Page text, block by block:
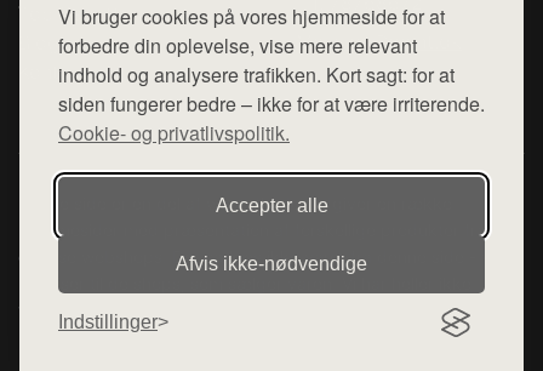
Vi bruger cookies på vores hjemmeside for at
forbedre din oplevelse, vise mere relevant
indhold og analysere trafikken. Kort sagt: for at
siden fungerer bedre – ikke for at være irriterende.
Cookie- og privatlivspolitik.
Accepter alle
Afvis ikke‑nødvendige
Indstillinger
Top Rabatter
Blog
Kontakt
Mail: hej@want.dk
Cookie- og privatlivspolitik
Denne side er en del af want.dk, der udgiver en række
hjemmesider med præsentation af forskellige produkter fra
diverse webshops. Der sælges ikke varer fra denne side - vi
henviser til de shops, som sælger varen. Vi har heller ikke
varerne på lager.